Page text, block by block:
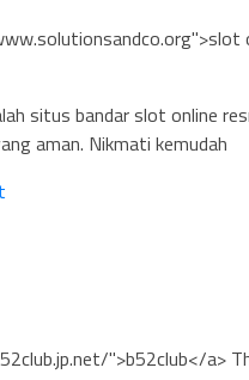
situs bandar slot online
aman. Nikmati kemudah
">b52club</a>